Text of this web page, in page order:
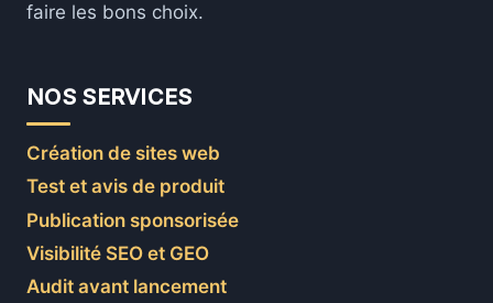
faire les bons choix.
NOS SERVICES
Création de sites web
Test et avis de produit
Publication sponsorisée
Visibilité SEO et GEO
Audit avant lancement